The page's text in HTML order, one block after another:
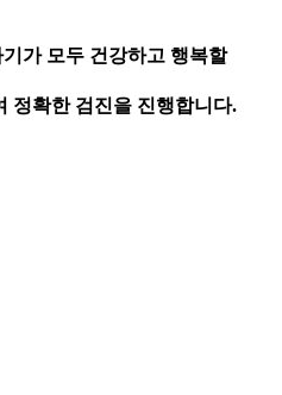
가 모두 건강하고 행복할
정확한 검진을 진행합니다.